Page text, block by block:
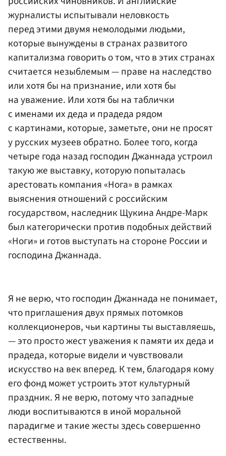
журналисты испытывали неловкость
перед этими двумя немолодыми людьми,
которые вынуждены в странах развитого
капитализма говорить о том, что в этих странах
считается незыблемым — праве на наследство
или хотя бы на признание, или хотя бы
на уважение. Или хотя бы на таблички
с именами их деда и прадеда рядом
с картинами, которые, заметьте, они не просят
у русских музеев обратно. Более того, когда
четыре года назад господин Джаннада устроил
такую же выставку, которую попыталась
арестовать компания «Нога» в рамках
выяснения отношений с российским
государством, наследник Щукина Андре-Марк
был категорически против подобных действий
«Ноги» и готов выступать на стороне России и
господина Джаннада.
Я не верю, что господин Джаннада не понимает,
что приглашения двух прямых потомков
коллекционеров, чьи картины ты выставляешь,
— это просто жест уважения к памяти их деда и
прадеда, которые видели и чувствовали
искусство на век вперед. К тем, благодаря кому
его фонд может устроить этот культурный
праздник. Я не верю, потому что западные
люди воспитываются в иной моральной
парадигме и такие жесты здесь совершенно
естественны.